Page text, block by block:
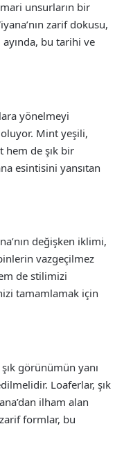
unsurların bir
zarif dokusu,
bu tarihi ve
yönelmeyi
oluyor. Mint yeşili,
hem de şık bir
esintisini yansıtan
değişken iklimi,
vazgeçilmez
de stilimizi
tamamlamak için
görünümün yanı
Loaferlar, şık
ilham alan
formlar, bu